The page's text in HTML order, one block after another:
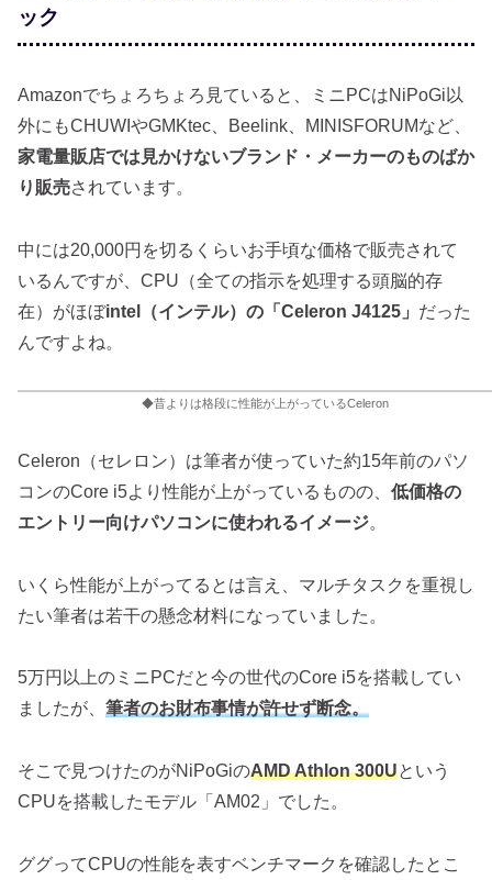
ック
Amazonでちょろちょろ見ていると、ミニPCはNiPoGi以
外にもCHUWIやGMKtec、Beelink、MINISFORUMなど、
家電量販店では見かけないブランド・メーカーのものばか
り販売されています。
中には20,000円を切るくらいお手頃な価格で販売されて
いるんですが、CPU（全ての指示を処理する頭脳的存
在）がほぼintel（インテル）の「Celeron J4125」 だった
んですよね。
◆昔よりは格段に性能が上がっているCeleron
Celeron（セレロン）は筆者が使っていた約15年前のパソ
コンのCore i5より性能が上がっているものの、 低価格の
エントリー向けパソコンに使われるイメージ。
いくら性能が上がってるとは言え、マルチタスクを重視し
たい筆者は若干の懸念材料になっていました。
5万円以上のミニPCだと今の世代のCore i5を搭載してい
ましたが、 筆者のお財布事情が許せず断念。
そこで見つけたのがNiPoGiのAMD Athlon 300Uという
CPUを搭載したモデル「AM02」でした。
ググってCPUの性能を表すベンチマークを確認したとこ